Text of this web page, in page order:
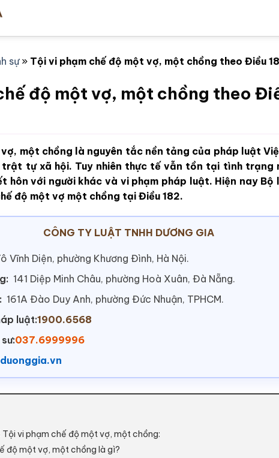
sự» Tội vi phạm chế độ một vợ, một chồng theo Điều
độ một vợ, một chồng theo
vợ, một chồng là nguyên tắc nền tảng của pháp luật
trật tự xã hội. Tuy nhiên thực tế vẫn tồn tại tình trạng
hôn với người khác và vi phạm pháp luật. Hiện nay Bộ
độ một vợ một chồng tại Điều 182.
CÔNG TY LUẬT TNHH DƯƠNG GIA
Vĩnh Diện, phường Khương Đình, Hà Nội.
141 Diệp Minh Châu, phường Hoà Xuân, Đà Nẵng.
161A Đào Duy Anh, phường Đức Nhuận, TPHCM.
luật:1900.6568
037.6999996
Tội vi phạm chế độ một vợ, một chồng:
độ một vợ, một chồng là gì?